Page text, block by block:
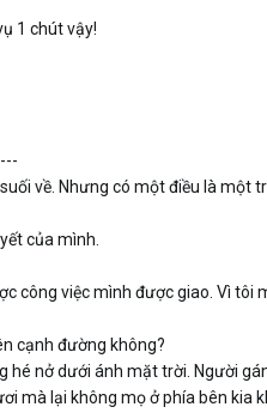
1 chút vậy!
về. Nhưng có một điều là một
của mình.
việc mình được giao. Vì tôi
cạnh đường không?
nở dưới ánh mặt trời. Người
mà lại không mọ ở phía bên